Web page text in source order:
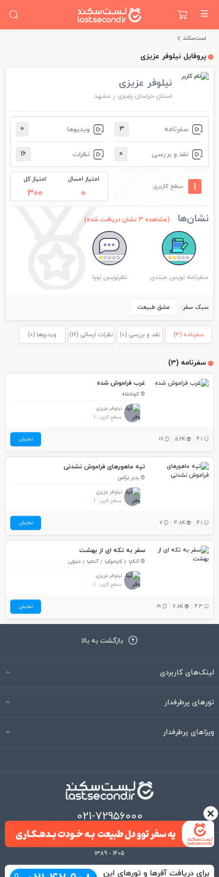
لست‌سکند
پروفایل نیلوفر عزیزی
نیلوفر عزیزی
استان خراسان رضوی مشهد
سفرنامه 3 ویدیو‌ها 0
نقد و بررسی 0 نظرات 16
1 سطح کاربری
امتیاز امسال
0
امتیاز کل
300
نشان‌ها
(مشاهده 3 نشان دریافت شده)
سفرنامه نویس مبتدی نظرنویس نوپا
سبک سفر: عشق طبیعت
سفرنامه (3) نقد و بررسی (0) نظرات ارسالی (16) ویدیوها (0)
سفرنامه (3)
غرب فراموش شده
کرمانشاه
نیلوفر عزیزی
سطح کاربر : 1
4.1
5.2K
17 نمایش
تپه ماهورهای فراموش نشدنی
بندر ترکمن
نیلوفر عزیزی
سطح کاربر : 1
4.1
3.8K
7 نمایش
سفر به تکه ای از بهشت
آنکارا کاپادوکیا آنتالیا
دنیزلی
نیلوفر عزیزی
سطح کاربر : 1
4.3
7.8K
19 نمایش
×
بازگشت به بالا
لینک‌های کاربردی
تورهای پرطرفدار
ویزاهای پرطرفدار
021-72956000
1389 - 1405